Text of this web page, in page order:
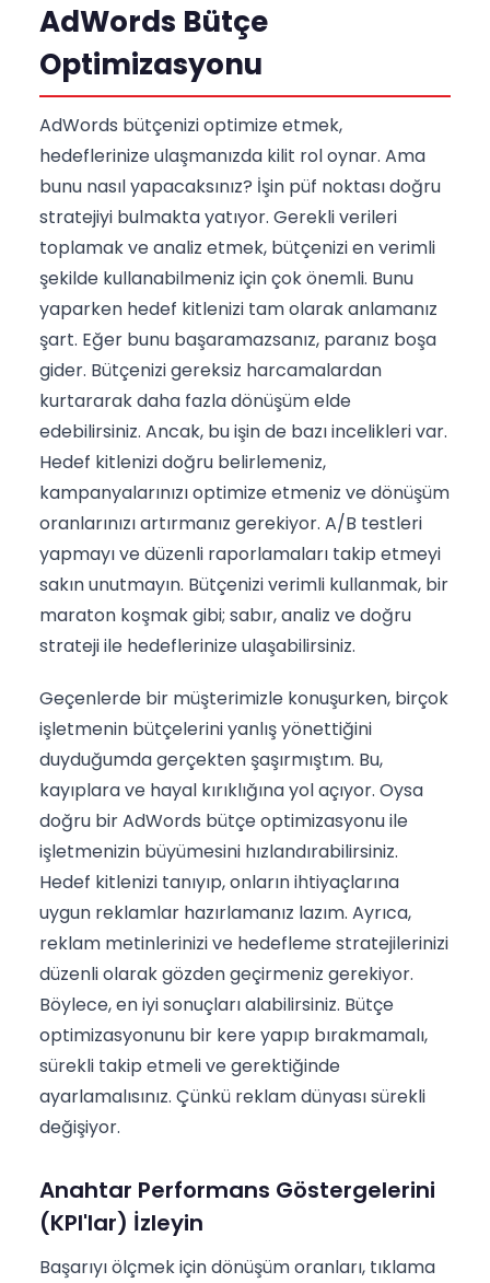
AdWords Bütçe
Optimizasyonu
AdWords bütçenizi optimize etmek,
hedeflerinize ulaşmanızda kilit rol oynar. Ama
bunu nasıl yapacaksınız? İşin püf noktası doğru
stratejiyi bulmakta yatıyor. Gerekli verileri
toplamak ve analiz etmek, bütçenizi en verimli
şekilde kullanabilmeniz için çok önemli. Bunu
yaparken hedef kitlenizi tam olarak anlamanız
şart. Eğer bunu başaramazsanız, paranız boşa
gider. Bütçenizi gereksiz harcamalardan
kurtararak daha fazla dönüşüm elde
edebilirsiniz. Ancak, bu işin de bazı incelikleri var.
Hedef kitlenizi doğru belirlemeniz,
kampanyalarınızı optimize etmeniz ve dönüşüm
oranlarınızı artırmanız gerekiyor. A/B testleri
yapmayı ve düzenli raporlamaları takip etmeyi
sakın unutmayın. Bütçenizi verimli kullanmak, bir
maraton koşmak gibi; sabır, analiz ve doğru
strateji ile hedeflerinize ulaşabilirsiniz.
Geçenlerde bir müşterimizle konuşurken, birçok
işletmenin bütçelerini yanlış yönettiğini
duyduğumda gerçekten şaşırmıştım. Bu,
kayıplara ve hayal kırıklığına yol açıyor. Oysa
doğru bir AdWords bütçe optimizasyonu ile
işletmenizin büyümesini hızlandırabilirsiniz.
Hedef kitlenizi tanıyıp, onların ihtiyaçlarına
uygun reklamlar hazırlamanız lazım. Ayrıca,
reklam metinlerinizi ve hedefleme stratejilerinizi
düzenli olarak gözden geçirmeniz gerekiyor.
Böylece, en iyi sonuçları alabilirsiniz. Bütçe
optimizasyonunu bir kere yapıp bırakmamalı,
sürekli takip etmeli ve gerektiğinde
ayarlamalısınız. Çünkü reklam dünyası sürekli
değişiyor.
Anahtar Performans Göstergelerini
(KPI'lar) İzleyin
Başarıyı ölçmek için dönüşüm oranları, tıklama